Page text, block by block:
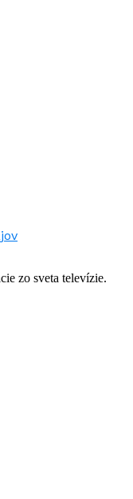
zo sveta televízie.